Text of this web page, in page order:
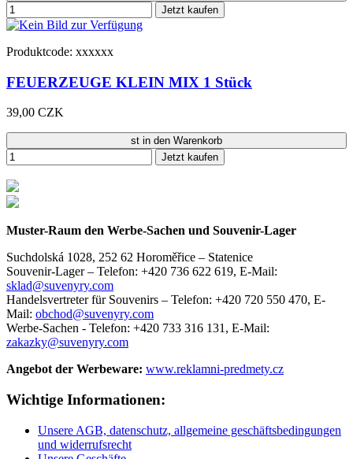
Jetzt kaufen
Produktcode: xxxxxx
FEUERZEUGE KLEIN MIX 1 Stück
39,00 CZK
st in den Warenkorb
Jetzt kaufen
Muster-Raum den Werbe-Sachen und Souvenir-Lager
Suchdolská 1028, 252 62 Horoměřice – Statenice
Souvenir-Lager – Telefon: +420 736 622 619, E-Mail:
sklad@suvenyry.com
Handelsvertreter für Souvenirs – Telefon: +420 720 550 470, E-
Mail: obchod@suvenyry.com
Werbe-Sachen - Telefon: +420 733 316 131, E-Mail:
zakazky@suvenyry.com
Angebot der Werbeware: www.reklamni-predmety.cz
Wichtige Informationen:
Unsere AGB, datenschutz, allgemeine geschäftsbedingungen
und widerrufsrecht